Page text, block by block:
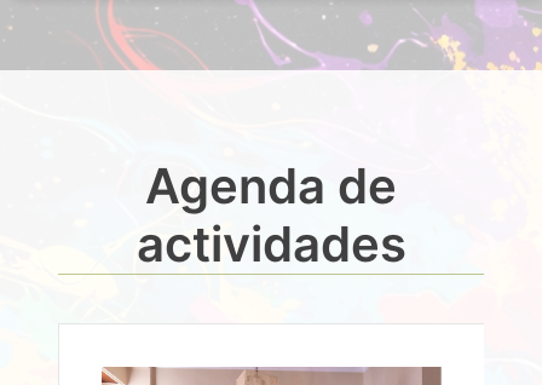
Agenda de
actividades